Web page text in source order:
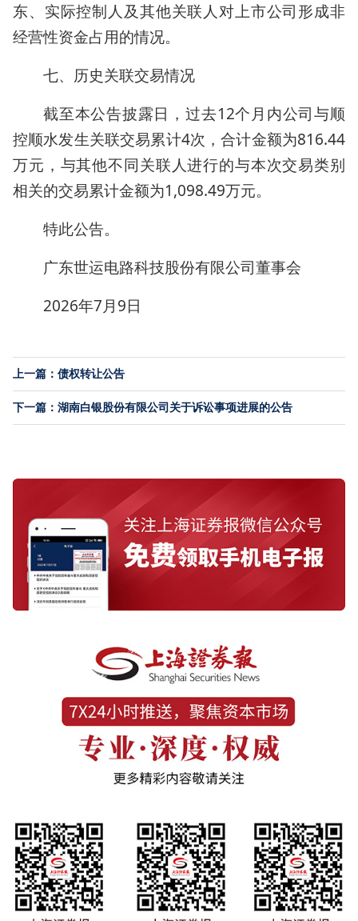
东、实际控制人及其他关联人对上市公司形成非
经营性资金占用的情况。
七、历史关联交易情况
截至本公告披露日，过去12个月内公司与顺
控顺水发生关联交易累计4次，合计金额为816.44
万元，与其他不同关联人进行的与本次交易类别
相关的交易累计金额为1,098.49万元。
特此公告。
广东世运电路科技股份有限公司董事会
2026年7月9日
上一篇：债权转让公告
下一篇：湖南白银股份有限公司关于诉讼事项进展的公告